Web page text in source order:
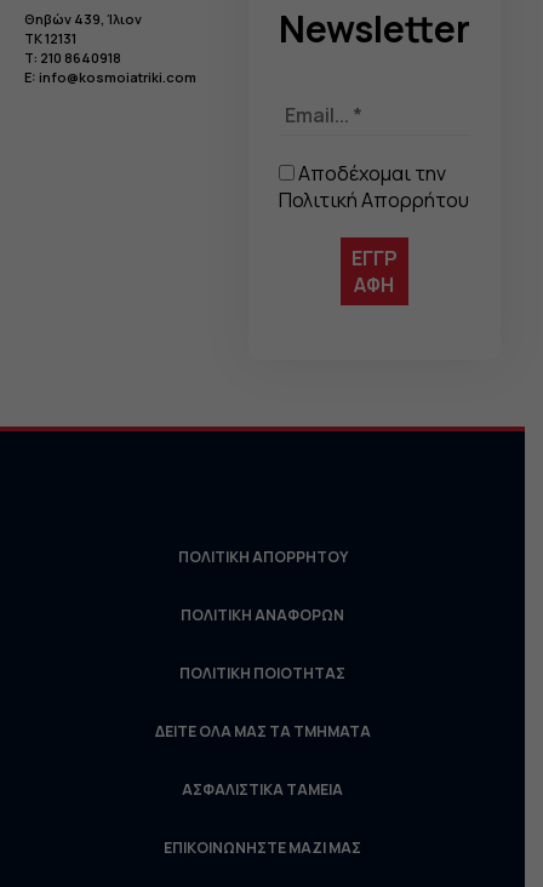
Θηβών 439, Ίλιον
TK 12131
Τ: 210 8640918
E: info@kosmoiatriki.com
Newsletter
Αποδέχομαι την
Πολιτική Απορρήτου
ΔΕΙΤΕ ΟΛΑ ΜΑΣ ΤΑ ΤΜΗΜΑΤΑ
ΑΣΦΑΛΙΣΤΙΚΑ ΤΑΜΕΙΑ
ΕΠΙΚΟΙΝΩΝΗΣΤΕ ΜΑΖΙ ΜΑΣ
ΠΟΛΙΤΙΚΗ ΑΠΟΡΡΗΤΟΥ
ΠΟΛΙΤΙΚΗ ΑΝΑΦΟΡΩΝ
ΠΟΛΙΤΙΚΗ ΠΟΙΟΤΗΤΑΣ